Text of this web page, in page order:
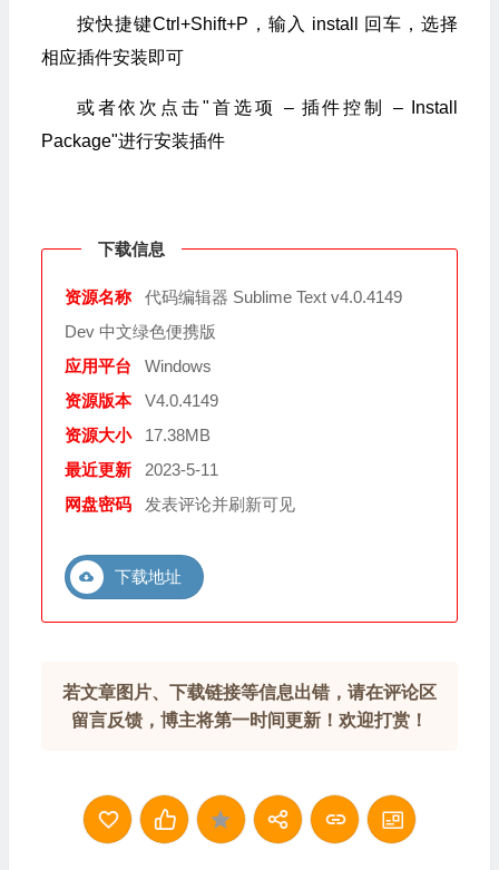
按快捷键Ctrl+Shift+P，输入 install 回车，选择
相应插件安装即可
或者依次点击"首选项 – 插件控制 – Install
Package"进行安装插件
下载信息
资源名称
代码编辑器 Sublime Text v4.0.4149
Dev 中文绿色便携版
应用平台
Windows
资源版本
V4.0.4149
资源大小
17.38MB
最近更新
2023-5-11
网盘密码
发表评论并刷新可见
下载地址
若文章图片、下载链接等信息出错，请在评论区
留言反馈，博主将第一时间更新！欢迎打赏！